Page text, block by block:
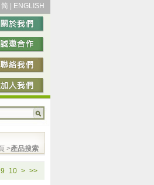
简 ENGLISH
>產品搜索
9 10 > >>